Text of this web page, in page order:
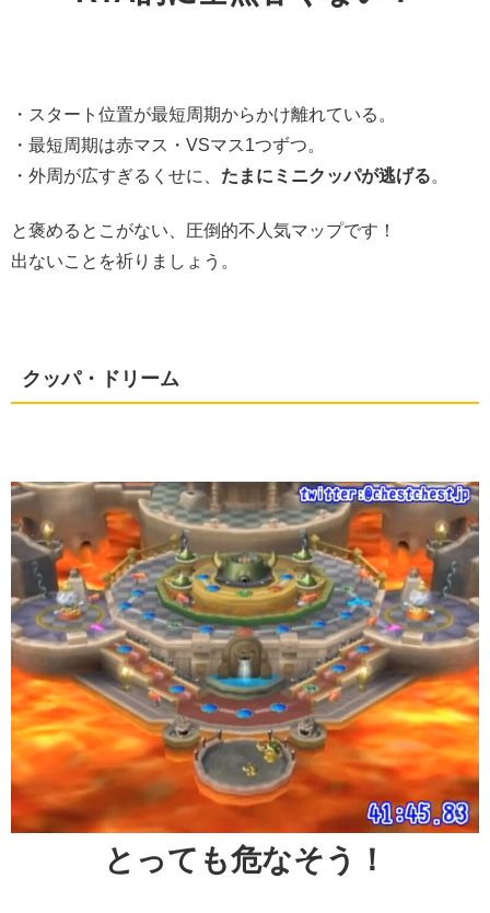
・スタート位置が最短周期からかけ離れている。
・最短周期は赤マス・VSマス1つずつ。
・外周が広すぎるくせに、 たまにミニクッパが逃げる。
と褒めるとこがない、圧倒的不人気マップです！
出ないことを祈りましょう。
クッパ・ドリーム
とっても危なそう！